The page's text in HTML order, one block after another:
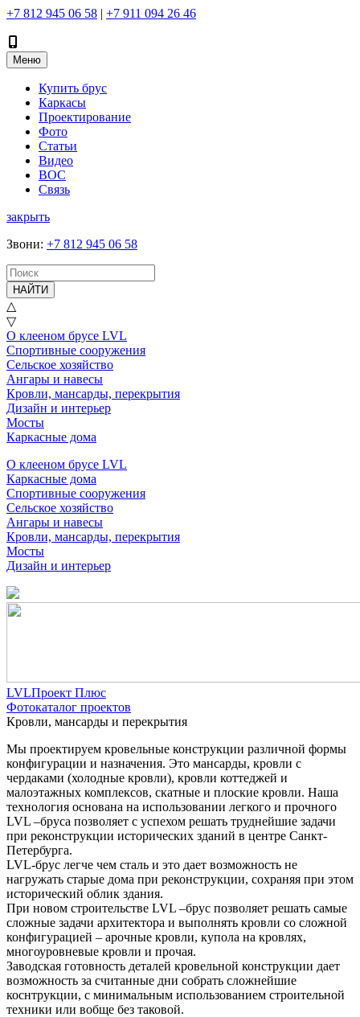
+7 812 945 06 58 | +7 911 094 26 46
Меню
Купить брус
Каркасы
Проектирование
Фото
Статьи
Видео
ВОС
Связь
закрыть
Звони: +7 812 945 06 58
НАЙТИ
△
▽
О клееном брусе LVL
Спортивные сооружения
Сельское хозяйство
Ангары и навесы
Кровли, мансарды, перекрытия
Дизайн и интерьер
Мосты
Каркасные дома
О клееном брусе LVL
Каркасные дома
Спортивные сооружения
Сельское хозяйство
Ангары и навесы
Кровли, мансарды, перекрытия
Мосты
Дизайн и интерьер
LVLПроект Плюс
Фотокаталог проектов
Кровли, мансарды и перекрытия
Мы проектируем кровельные конструкции различной формы
конфигурации и назначения. Это мансарды, кровли с
чердаками (холодные кровли), кровли коттеджей и
малоэтажных комплексов, скатные и плоские кровли. Наша
технология основана на использовании легкого и прочного
LVL –бруса позволяет с успехом решать труднейшие задачи
при реконструкции исторических зданий в центре Санкт-
Петербурга.
LVL-брус легче чем сталь и это дает возможность не
нагружать старые дома при реконструкции, сохраняя при этом
исторический облик здания.
При новом строительстве LVL –брус позволяет решать самые
сложные задачи архитектора и выполнять кровли со сложной
конфигурацией – арочные кровли, купола на кровлях,
многоуровневые кровли и прочая.
Заводская готовность деталей кровельной конструкции дает
возможность за считанные дни собрать сложнейшие
коснтрукции, с минимальным использованием строительной
техники или вобще без таковой.